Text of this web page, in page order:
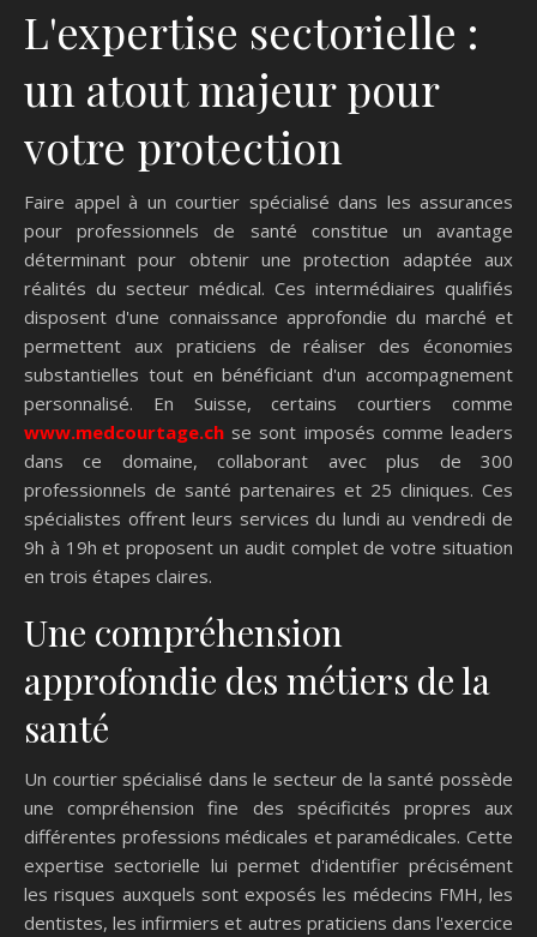
L'expertise sectorielle :
un atout majeur pour
votre protection
Faire appel à un courtier spécialisé dans les assurances
pour professionnels de santé constitue un avantage
déterminant pour obtenir une protection adaptée aux
réalités du secteur médical. Ces intermédiaires qualifiés
disposent d'une connaissance approfondie du marché et
permettent aux praticiens de réaliser des économies
substantielles tout en bénéficiant d'un accompagnement
personnalisé. En Suisse, certains courtiers comme
www.medcourtage.ch se sont imposés comme leaders
dans ce domaine, collaborant avec plus de 300
professionnels de santé partenaires et 25 cliniques. Ces
spécialistes offrent leurs services du lundi au vendredi de
9h à 19h et proposent un audit complet de votre situation
en trois étapes claires.
Une compréhension
approfondie des métiers de la
santé
Un courtier spécialisé dans le secteur de la santé possède
une compréhension fine des spécificités propres aux
différentes professions médicales et paramédicales. Cette
expertise sectorielle lui permet d'identifier précisément
les risques auxquels sont exposés les médecins FMH, les
dentistes, les infirmiers et autres praticiens dans l'exercice